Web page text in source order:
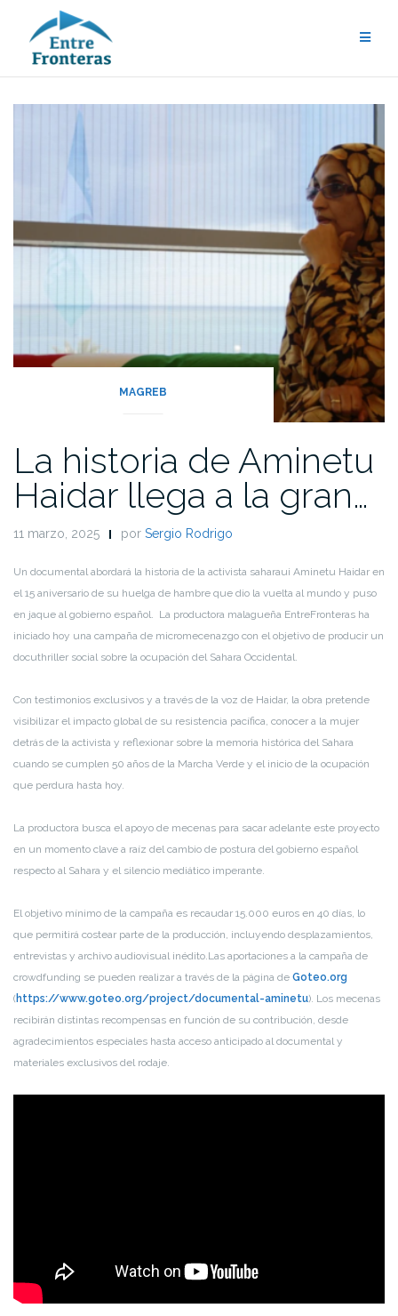
MAGREB
La historia de Aminetu
Haidar llega a la gran…
11 marzo, 2025 por Sergio Rodrigo
Un documental abordará la historia de la activista saharaui Aminetu Haidar en
el 15 aniversario de su huelga de hambre que dio la vuelta al mundo y puso
en jaque al gobierno español. La productora malagueña EntreFronteras ha
iniciado hoy una campaña de micromecenazgo con el objetivo de producir un
docuthriller social sobre la ocupación del Sahara Occidental.
Con testimonios exclusivos y a través de la voz de Haidar, la obra pretende
visibilizar el impacto global de su resistencia pacífica, conocer a la mujer
detrás de la activista y reflexionar sobre la memoria histórica del Sahara
cuando se cumplen 50 años de la Marcha Verde y el inicio de la ocupación
que perdura hasta hoy.
La productora busca el apoyo de mecenas para sacar adelante este proyecto
en un momento clave a raíz del cambio de postura del gobierno español
respecto al Sahara y el silencio mediático imperante.
El objetivo mínimo de la campaña es recaudar 15.000 euros en 40 días, lo
que permitirá costear parte de la producción, incluyendo desplazamientos,
entrevistas y archivo audiovisual inédito.Las aportaciones a la campaña de
crowdfunding se pueden realizar a través de la página de Goteo.org
( https://www.goteo.org/project/documental-aminetu). Los mecenas
recibirán distintas recompensas en función de su contribución, desde
agradecimientos especiales hasta acceso anticipado al documental y
materiales exclusivos del rodaje.